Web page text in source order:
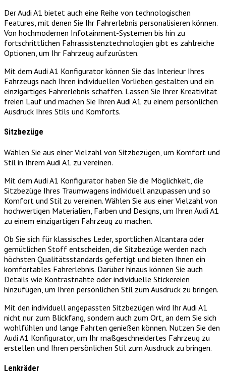
Der Audi A1 bietet auch eine Reihe von technologischen
Features, mit denen Sie Ihr Fahrerlebnis personalisieren können.
Von hochmodernen Infotainment-Systemen bis hin zu
fortschrittlichen Fahrassistenztechnologien gibt es zahlreiche
Optionen, um Ihr Fahrzeug aufzurüsten.
Mit dem Audi A1 Konfigurator können Sie das Interieur Ihres
Fahrzeugs nach Ihren individuellen Vorlieben gestalten und ein
einzigartiges Fahrerlebnis schaffen. Lassen Sie Ihrer Kreativität
freien Lauf und machen Sie Ihren Audi A1 zu einem persönlichen
Ausdruck Ihres Stils und Komforts.
Sitzbezüge
Wählen Sie aus einer Vielzahl von Sitzbezügen, um Komfort und
Stil in Ihrem Audi A1 zu vereinen.
Mit dem Audi A1 Konfigurator haben Sie die Möglichkeit, die
Sitzbezüge Ihres Traumwagens individuell anzupassen und so
Komfort und Stil zu vereinen. Wählen Sie aus einer Vielzahl von
hochwertigen Materialien, Farben und Designs, um Ihren Audi A1
zu einem einzigartigen Fahrzeug zu machen.
Ob Sie sich für klassisches Leder, sportlichen Alcantara oder
gemütlichen Stoff entscheiden, die Sitzbezüge werden nach
höchsten Qualitätsstandards gefertigt und bieten Ihnen ein
komfortables Fahrerlebnis. Darüber hinaus können Sie auch
Details wie Kontrastnähte oder individuelle Stickereien
hinzufügen, um Ihren persönlichen Stil zum Ausdruck zu bringen.
Mit den individuell angepassten Sitzbezügen wird Ihr Audi A1
nicht nur zum Blickfang, sondern auch zum Ort, an dem Sie sich
wohlfühlen und lange Fahrten genießen können. Nutzen Sie den
Audi A1 Konfigurator, um Ihr maßgeschneidertes Fahrzeug zu
erstellen und Ihren persönlichen Stil zum Ausdruck zu bringen.
Lenkräder